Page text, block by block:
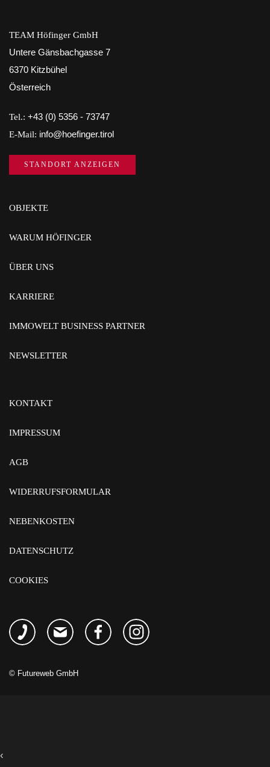
TEAM Höfinger GmbH
Untere Gänsbachgasse 7
6370 Kitzbühel
Österreich
Tel.: +43 (0) 5356 - 73747
E-Mail: info@hoefinger.tirol
STANDORT ANZEIGEN
OBJEKTE
WARUM HÖFINGER
ÜBER UNS
KARRIERE
IMMOWELT BUSINESS PARTNER
NEWSLETTER
KONTAKT
IMPRESSUM
AGB
WIDERRUFSFORMULAR
NEBENKOSTEN
DATENSCHUTZ
COOKIES
© Futureweb GmbH
‹